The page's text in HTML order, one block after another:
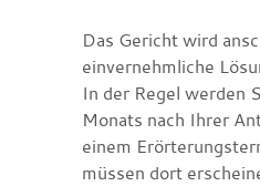
Das Gericht wird
einvernehmliche
In der Regel werden
Monats nach Ihrer
einem
müssen dort